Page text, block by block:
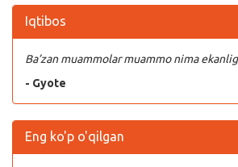
Iqtibos
Ba’zan muammolar muammo nima
- Gyote
Eng ko'p o'qilgan